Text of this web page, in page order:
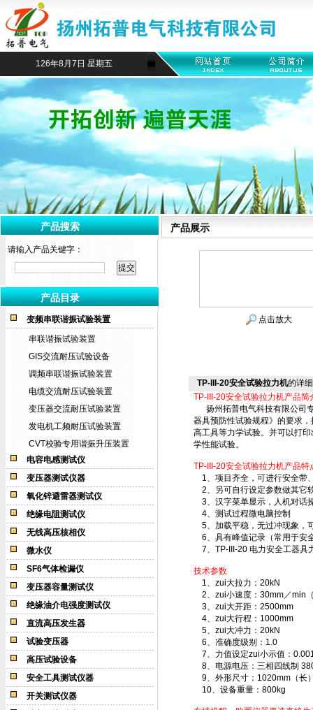
126年8月7日 星期五
产品搜索
请输入产品关键字：
产品目录
变频串联谐振试验装置
串联谐振试验装置
GIS交流耐压试验设备
调频串联谐振试验装置
电缆交流耐压试验装置
变压器交流耐压试验装置
发电机工频耐压试验装置
CVT校验专用谐振升压装置
电容电感测试仪
变压器测试仪器
氧化锌避雷器测试仪
绝缘电阻测试仪
无线高压核相仪
微水仪
SF6气体检漏仪
变压器容量测试仪
绝缘油介电强度测试仪
直流高压发生器
试验变压器
高压试验设备
安全工具测试仪器
开关测试仪器
产品展示
点击放大
TP-III-20安全试验拉力机的详
TP-III-20安全试验拉力机产品简
扬州拓普电气科技有限公司专
器具预防性试验规程》的要求
高工具等力学试验。并可以打
学性能试验。
TP-III-20安全试验拉力机产品特
1、项目齐全，可进行安全带
2、另可自行设定参数做其它
3、汉字菜单显示，人机对话
4、测试过程微电脑控制
5、加载平稳，无过冲现象，
6、具有峰值记录（常用于安
7、TP-III-20 电力安全工器具
技术参数
1、zui大拉力：20kN
2、zui小速度：30mm／min
3、zui大开距：2500mm
4、zui大行程：1000mm
5、zui大冲力：20kN
6、准确度级别：1.0
7、力值设定zui小示值：
8、电源电压：三相四线制
9、外形尺寸：1020mm（长
10、设备重量：800kg